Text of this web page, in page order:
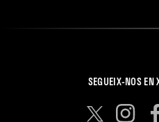
SEGUEIX-NOS EN